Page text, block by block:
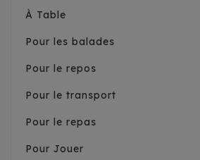
À Table
Pour les balades
Pour le repos
Pour le transport
Pour le repas
Pour Jouer